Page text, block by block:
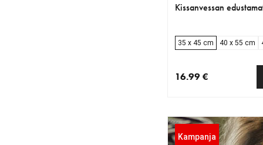
Kissanvessan
35 x 45 cm 40 x 55 cm
16.99 €
Kampanja